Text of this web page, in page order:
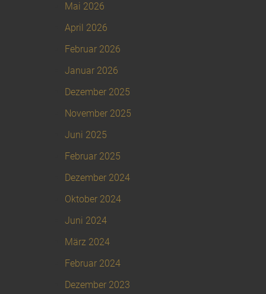
Mai 2026
April 2026
Februar 2026
Januar 2026
Dezember 2025
November 2025
Juni 2025
Februar 2025
Dezember 2024
Oktober 2024
Juni 2024
März 2024
Februar 2024
Dezember 2023